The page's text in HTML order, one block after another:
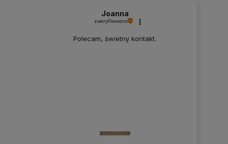
Joanna
zweryfikowano
Polecam, świetny kontakt.